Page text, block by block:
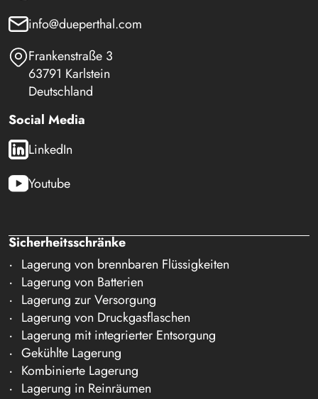
info@dueperthal.com
Frankenstraße 3
63791 Karlstein
Deutschland
Social Media
LinkedIn
Youtube
Sicherheitsschränke
Lagerung von brennbaren Flüssigkeiten
Lagerung von Batterien
Lagerung zur Versorgung
Lagerung von Druckgasflaschen
Lagerung mit integrierter Entsorgung
Gekühlte Lagerung
Kombinierte Lagerung
Lagerung in Reinräumen